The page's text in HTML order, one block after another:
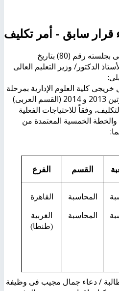
قرار سابق - أمر تكليف
وافق مجلس الأكاديمية العلمى بجلسته رقم (80) بتاريخ
من الأستاذ الدكتور/ وزير التعليم العالى
خريجى كلية العلوم الإدارية بمرحلة
البكالوريوس بالسنتين الأخيرتين 2013 و 2014 (القسم العربى)
وفقاً للاحتياجات الفعلية
والخطة الخمسية المعتمدة من
القسم الفرع
المحاسبة
المحاسبة
القاهرة
الغربية
(طنطا)
/ دعاء جمال مجيب فى وظيفة